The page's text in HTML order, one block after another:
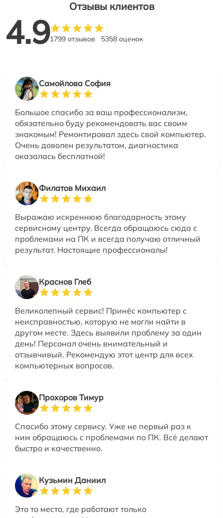
Отзывы клиентов
4.91799 отзывов 5358 оценок
Самойлова София
Большое спасибо за ваш профессионализм,
обязательно буду рекомендовать вас своим
знакомым! Ремонтировал здесь свой компьютер.
Очень доволен результатом, диагностика
оказалась бесплатной!
Филатов Михаил
Выражаю искреннюю благодарность этому
сервисному центру. Всегда обращаюсь сюда с
проблемами на ПК и всегда получаю отличный
результат. Настоящие профессионалы!
Краснов Глеб
Великолепный сервис! Принёс компьютер с
неисправностью, которую не могли найти в
другом месте. Здесь выявили проблему за один
день! Персонал очень внимательный и
отзывчивый. Рекомендую этот центр для всех
компьютерных вопросов.
Прохоров Тимур
Спасибо этому сервису. Уже не первый раз к
ним обращаюсь с проблемами по ПК. Всё делают
быстро и качественно.
Кузьмин Даниил
Это то место, где работают только